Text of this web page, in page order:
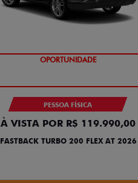
OPORTUNIDADE
PESSOA FÍSICA
À VISTA POR R$ 119.990,00
FASTBACK TURBO 200 FLEX AT 2026